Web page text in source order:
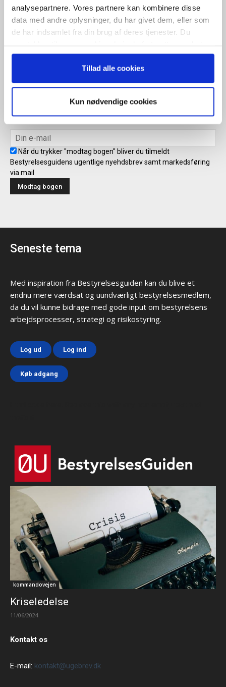
analysepartnere. Vores partnere kan kombinere disse
data med andre oplysninger, du har givet dem, eller som
de har indsamlet fra din brug af deres tjenester. Du
anvende vores hjemmeside.
Tillad alle cookies
Kun nødvendige cookies
Når du trykker "modtag bogen" bliver du tilmeldt Bestyrelsesguidens
ugentlige nyhedsbrev samt markedsføring via mail.
Modtag bogen direkte i din
mailboks
Når du trykker "modtag bogen" bliver du tilmeldt
Bestyrelsesguidens ugentlige nyehdsbrev samt markedsføring
via mail
Seneste tema
Med inspiration fra Bestyrelsesguiden kan du blive et
endnu mere værdsat og uundværligt bestyrelsesmedlem,
da du vil kunne bidrage med gode input om bestyrelsens
arbejdsprocesser, strategi og risikostyring.
Log ud Log ind
Køb adgang
kommandovejen
Kriseledelse
11/06/2024
Kontakt os
E-mail: kontakt@ugebrev.dk